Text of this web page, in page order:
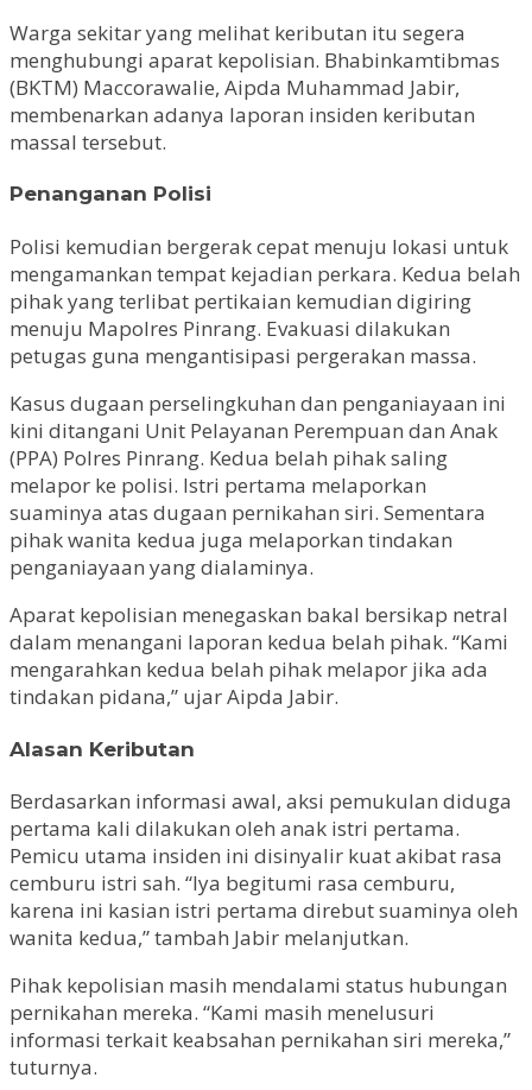
Warga sekitar yang melihat keributan itu segera
menghubungi aparat kepolisian. Bhabinkamtibmas
(BKTM) Maccorawalie, Aipda Muhammad Jabir,
membenarkan adanya laporan insiden keributan
massal tersebut.
Penanganan Polisi
Polisi kemudian bergerak cepat menuju lokasi untuk
mengamankan tempat kejadian perkara. Kedua belah
pihak yang terlibat pertikaian kemudian digiring
menuju Mapolres Pinrang. Evakuasi dilakukan
petugas guna mengantisipasi pergerakan massa.
Kasus dugaan perselingkuhan dan penganiayaan ini
kini ditangani Unit Pelayanan Perempuan dan Anak
(PPA) Polres Pinrang. Kedua belah pihak saling
melapor ke polisi. Istri pertama melaporkan
suaminya atas dugaan pernikahan siri. Sementara
pihak wanita kedua juga melaporkan tindakan
penganiayaan yang dialaminya.
Aparat kepolisian menegaskan bakal bersikap netral
dalam menangani laporan kedua belah pihak. “Kami
mengarahkan kedua belah pihak melapor jika ada
tindakan pidana,” ujar Aipda Jabir.
Alasan Keributan
Berdasarkan informasi awal, aksi pemukulan diduga
pertama kali dilakukan oleh anak istri pertama.
Pemicu utama insiden ini disinyalir kuat akibat rasa
cemburu istri sah. “Iya begitumi rasa cemburu,
karena ini kasian istri pertama direbut suaminya oleh
wanita kedua,” tambah Jabir melanjutkan.
Pihak kepolisian masih mendalami status hubungan
pernikahan mereka. “Kami masih menelusuri
informasi terkait keabsahan pernikahan siri mereka,”
tuturnya.